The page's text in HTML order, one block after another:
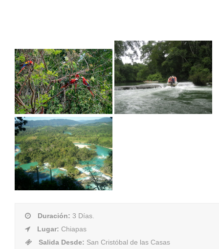
Duración: 3 Días.
Lugar: Chiapas
Salida Desde: San Cristóbal de las Casas